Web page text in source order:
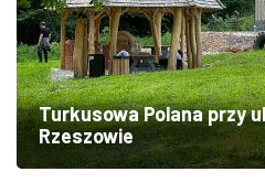
Turkusowa Polana przy
Rzeszowie